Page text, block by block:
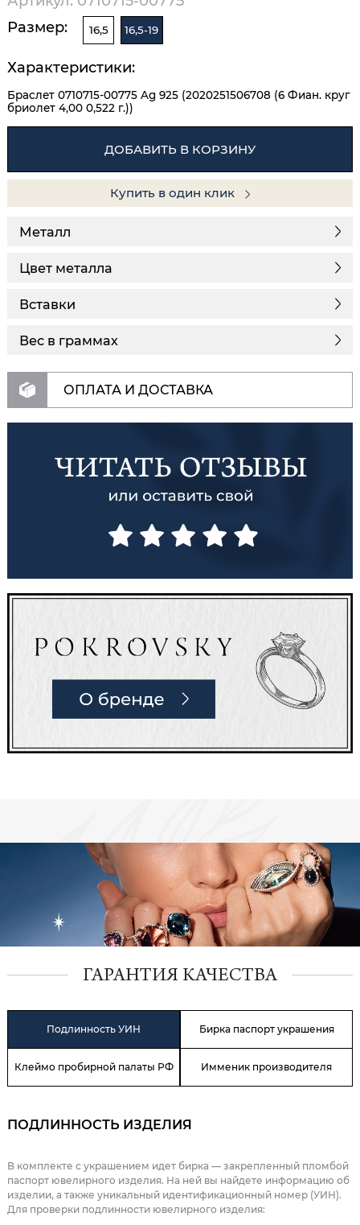
Размер:
16,5 16,5-19
Характеристики:
Браслет 0710715-00775 Ag 925 (2020251506708 (6 Фиан. круг
бриолет 4,00 0,522 г.))
ДОБАВИТЬ В КОРЗИНУ
Купить в один клик
Металл
Цвет металла
Вставки
Вес в граммах
ОПЛАТА И ДОСТАВКА
ГАРАНТИЯ КАЧЕСТВА
Подлинность УИН Бирка паспорт украшения
Клеймо пробирной палаты РФ Имменик производителя
ПОДЛИННОСТЬ ИЗДЕЛИЯ
В комплекте с украшением идет бирка — закрепленный пломбой
паспорт ювелирного изделия. На ней вы найдете информацию об
изделии, а также уникальный идентификационный номер (УИН).
Для проверки подлинности ювелирного изделия: